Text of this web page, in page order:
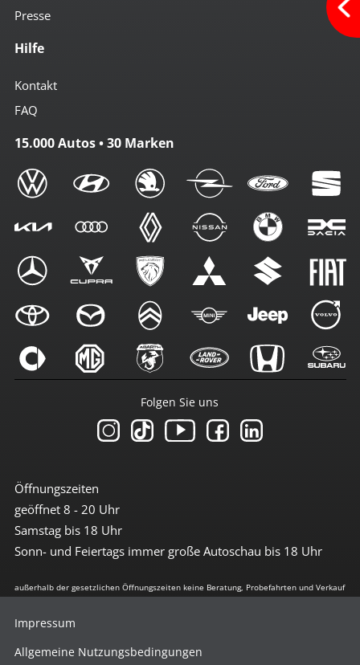
Presse
Hilfe
Kontakt
FAQ
15.000 Autos • 30 Marken
Öffnungszeiten
geöffnet 8 - 20 Uhr
Samstag bis 18 Uhr
Sonn- und Feiertags immer große Autoschau bis 18 Uhr
Folgen Sie uns
außerhalb der gesetzlichen Öffnungszeiten keine Beratung, Probefahrten und Verkauf
Impressum
Allgemeine Nutzungsbedingungen